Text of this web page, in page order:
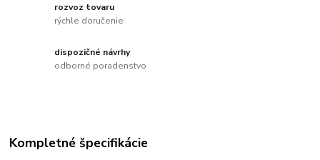
rozvoz tovaru
rýchle doručenie
dispozičné návrhy
odborné poradenstvo
Kompletné špecifikácie